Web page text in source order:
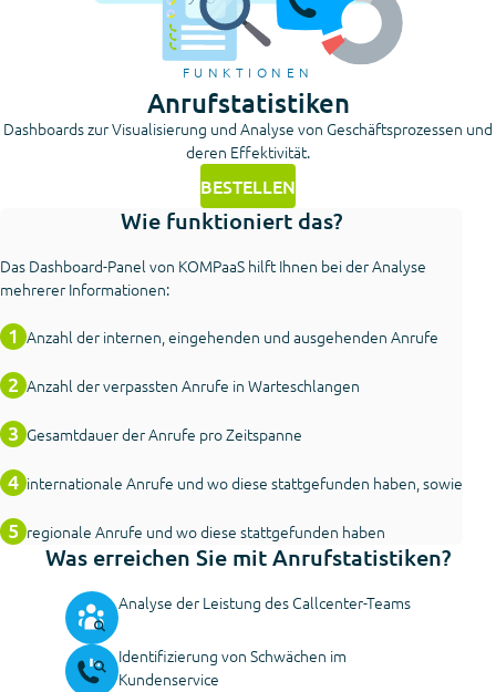
FUNKTIONEN
Anrufstatistiken
Dashboards zur Visualisierung und Analyse von Geschäftsprozessen und
deren Effektivität.
BESTELLEN
Wie funktioniert das?
Das Dashboard-Panel von KOMPaaS hilft Ihnen bei der Analyse
mehrerer Informationen:
Anzahl der internen, eingehenden und ausgehenden Anrufe
Anzahl der verpassten Anrufe in Warteschlangen
Gesamtdauer der Anrufe pro Zeitspanne
internationale Anrufe und wo diese stattgefunden haben, sowie
regionale Anrufe und wo diese stattgefunden haben
Was erreichen Sie mit Anrufstatistiken?
Analyse der Leistung des Callcenter-Teams
Identifizierung von Schwächen im
Kundenservice